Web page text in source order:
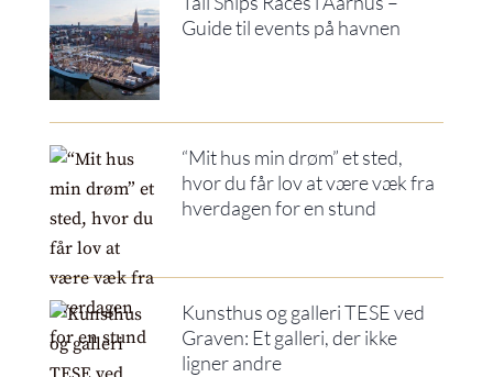
Guide til events på havnen
“Mit hus min drøm” et sted,
hvor du får lov at være væk fra
hverdagen for en stund
Kunsthus og galleri TESE ved
Graven: Et galleri, der ikke
ligner andre